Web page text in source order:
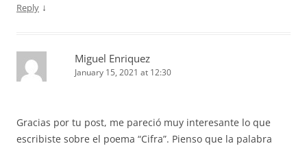
Reply ↓
Miguel Enriquez
January 15, 2021 at 12:30
Gracias por tu post, me pareció muy interesante lo que
escribiste sobre el poema “Cifra”. Pienso que la palabra